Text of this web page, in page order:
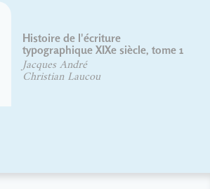
Histoire de l'écriture
typographique XIXe siècle, tome 1
Jacques André
Christian Laucou